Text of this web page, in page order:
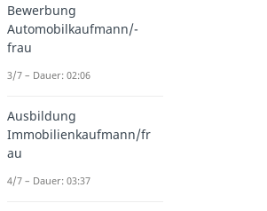
Bewerbung
Automobilkaufmann/-
frau
3/7 – Dauer: 02:06
Ausbildung
Immobilienkaufmann/fr
au
4/7 – Dauer: 03:37